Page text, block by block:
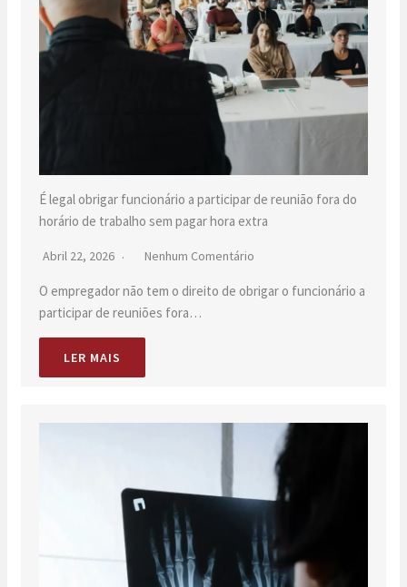
É legal obrigar funcionário a participar de reunião fora do
horário de trabalho sem pagar hora extra
Abril 22, 2026 Nenhum Comentário
O empregador não tem o direito de obrigar o funcionário a
participar de reuniões fora…
LER MAIS